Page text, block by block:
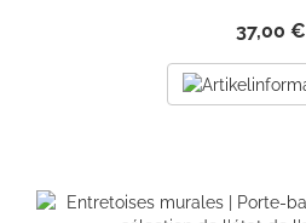
37,00 €